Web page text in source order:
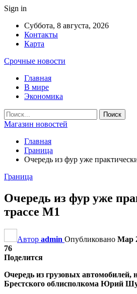
Sign in
Суббота, 8 августа, 2026
Контакты
Карта
Срочные новости
Главная
В мире
Экономика
Магазин новостей
Главная
Граница
Очередь из фур уже
Граница
Очередь из фур уже
трассе М1
Автор admin Опубликовано Мар
76
Поделится
Очередь из грузовых
Брестского облисполкома Юрий